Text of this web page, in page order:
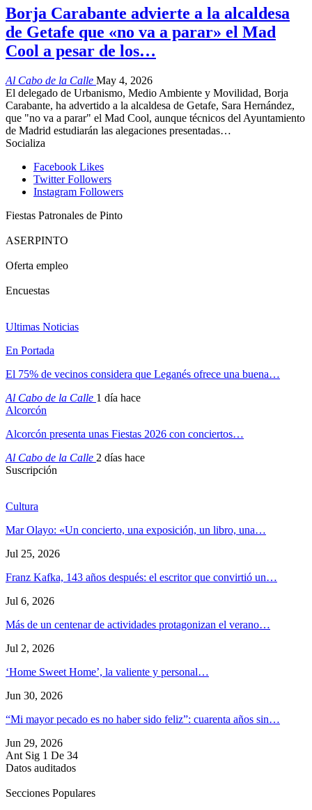
Borja Carabante advierte a la alcaldesa
de Getafe que «no va a parar» el Mad
Cool a pesar de los…
Al Cabo de la Calle May 4, 2026
El delegado de Urbanismo, Medio Ambiente y Movilidad, Borja
Carabante, ha advertido a la alcaldesa de Getafe, Sara Hernández,
que "no va a parar" el Mad Cool, aunque técnicos del Ayuntamiento
de Madrid estudiarán las alegaciones presentadas…
Socializa
Facebook Likes
Twitter Followers
Instagram Followers
Fiestas Patronales de Pinto
ASERPINTO
Oferta empleo
Encuestas
Ultimas Noticias
En Portada
El 75% de vecinos considera que Leganés ofrece una buena…
Al Cabo de la Calle 1 día hace
Alcorcón
Alcorcón presenta unas Fiestas 2026 con conciertos…
Al Cabo de la Calle 2 días hace
Suscripción
Cultura
Mar Olayo: «Un concierto, una exposición, un libro, una…
Jul 25, 2026
Franz Kafka, 143 años después: el escritor que convirtió un…
Jul 6, 2026
Más de un centenar de actividades protagonizan el verano…
Jul 2, 2026
‘Home Sweet Home’, la valiente y personal…
Jun 30, 2026
“Mi mayor pecado es no haber sido feliz”: cuarenta años sin…
Jun 29, 2026
Ant Sig 1 De 34
Datos auditados
Secciones Populares